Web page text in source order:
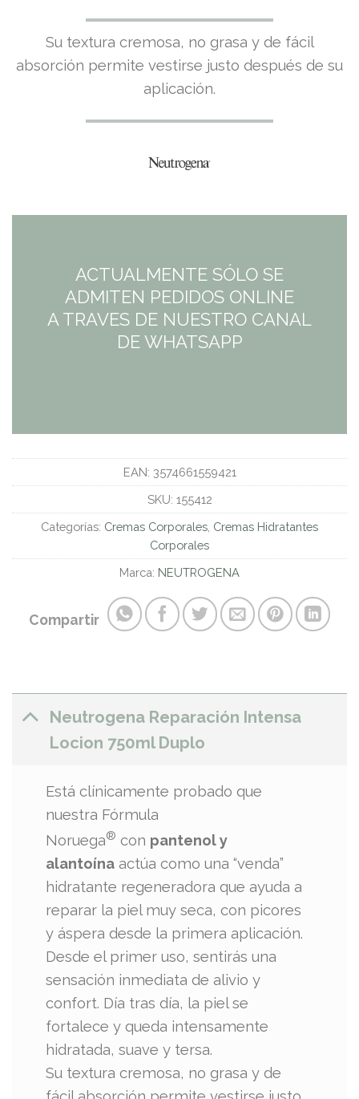
Su textura cremosa, no grasa y de fácil
absorción permite vestirse justo después de su
aplicación.
ACTUALMENTE SÓLO SE
ADMITEN PEDIDOS ONLINE
A TRAVES DE NUESTRO CANAL
DE WHATSAPP
EAN: 3574661559421
SKU: 155412
Categorías: Cremas Corporales Cremas Hidratantes
Corporales
Marca: NEUTROGENA
Compartir
Neutrogena Reparación Intensa
Locion 750ml Duplo
Está clínicamente probado que
nuestra Fórmula
Noruega® con pantenol y
alantoína actúa como una “venda”
hidratante regeneradora que ayuda a
reparar la piel muy seca, con picores
y áspera desde la primera aplicación.
Desde el primer uso, sentirás una
sensación inmediata de alivio y
confort. Día tras día, la piel se
fortalece y queda intensamente
hidratada, suave y tersa.
Su textura cremosa, no grasa y de